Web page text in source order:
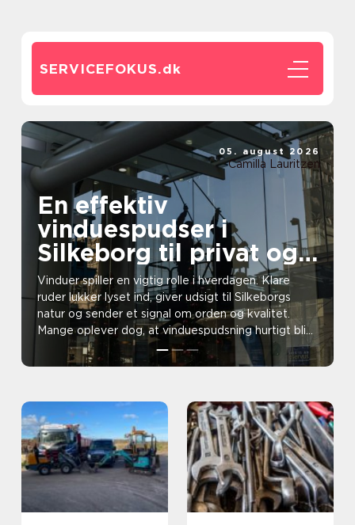
SERVICEFOKUS.dk
En effektiv
vinduespudser i
Silkeborg til privat og
erhverv
Vinduer spiller en vigtig rolle i hverdagen. Klare
ruder lukker lyset ind, giver udsigt til Silkeborgs
natur og sender et signal om orden og kvalitet.
Mange oplever dog, at vinduespudsning hurtigt bli...
05. august 2026
Camilla Lauritzen